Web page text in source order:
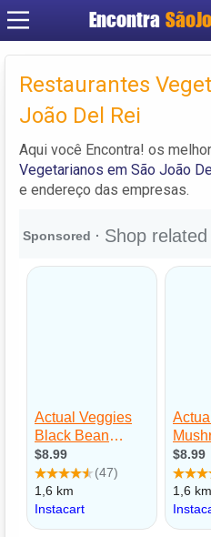
Encontra
Restaurantes
João Del Rei
Aqui você Encontra! os
Vegetarianos em São João
e endereço das empresas.